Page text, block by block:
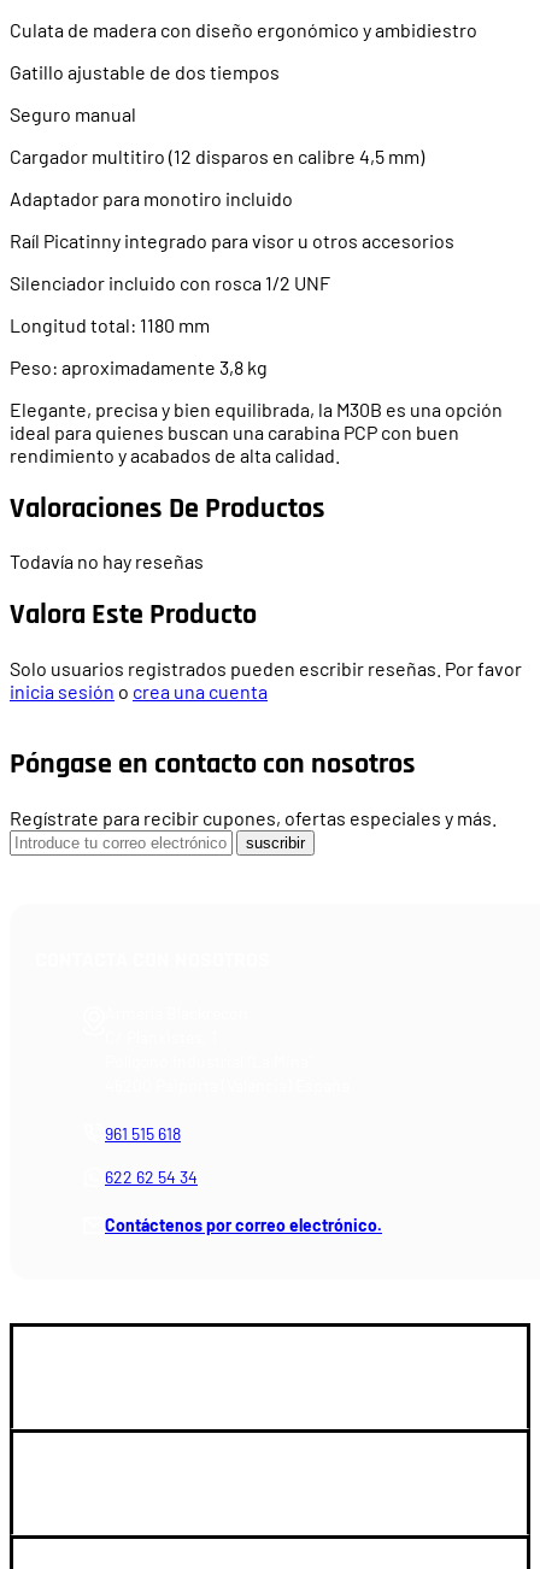
Culata de madera con diseño ergonómico y ambidiestro
Gatillo ajustable de dos tiempos
Seguro manual
Cargador multitiro (12 disparos en calibre 4,5 mm)
Adaptador para monotiro incluido
Raíl Picatinny integrado para visor u otros accesorios
Silenciador incluido con rosca 1/2 UNF
Longitud total: 1180 mm
Peso: aproximadamente 3,8 kg
Elegante, precisa y bien equilibrada, la M30B es una opción
ideal para quienes buscan una carabina PCP con buen
rendimiento y acabados de alta calidad.
Valoraciones De Productos
Todavía no hay reseñas
Valora Este Producto
Solo usuarios registrados pueden escribir reseñas. Por favor
inicia sesión o crea una cuenta
Póngase en contacto con nosotros
Regístrate para recibir cupones, ofertas especiales y más.
suscribir
961 515 618
622 62 54 34
Contáctenos por correo electrónico.